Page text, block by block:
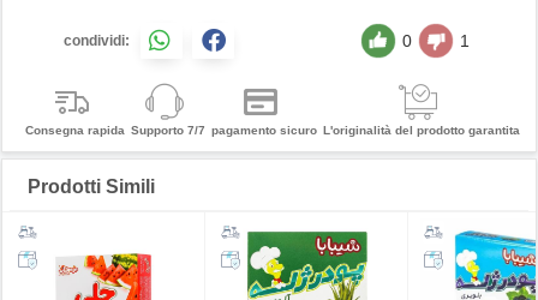
condividi: 0 1
Consegna rapida Supporto 7/7 pagamento sicuro L'originalità del prodotto garantita
Prodotti Simili